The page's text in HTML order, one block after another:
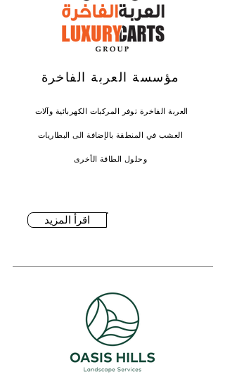
مؤسسة العربة الفاخرة
العشب في المنطقة بالإضافة الى البطاريات
وحلول الطاقة الأخرى
اقرأ المزيد